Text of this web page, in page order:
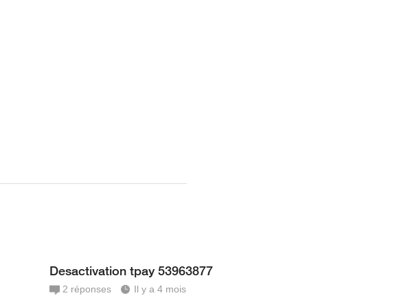
Desactivation tpay 53963877
2 réponses Il y a 4 mois